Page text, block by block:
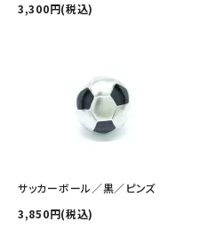
3,300円(税込)
サッカーボール／黒／ピンズ
3,850円(税込)